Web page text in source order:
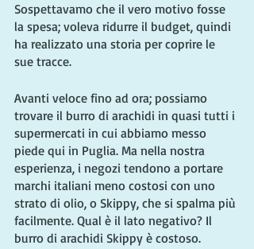
Sospettavamo che il vero motivo fosse
la spesa; voleva ridurre il budget, quindi
ha realizzato una storia per coprire le
sue tracce.
Avanti veloce fino ad ora; possiamo
trovare il burro di arachidi in quasi tutti i
supermercati in cui abbiamo messo
piede qui in Puglia. Ma nella nostra
esperienza, i negozi tendono a portare
marchi italiani meno costosi con uno
strato di olio, o Skippy, che si spalma più
facilmente. Qual è il lato negativo? Il
burro di arachidi Skippy è costoso.